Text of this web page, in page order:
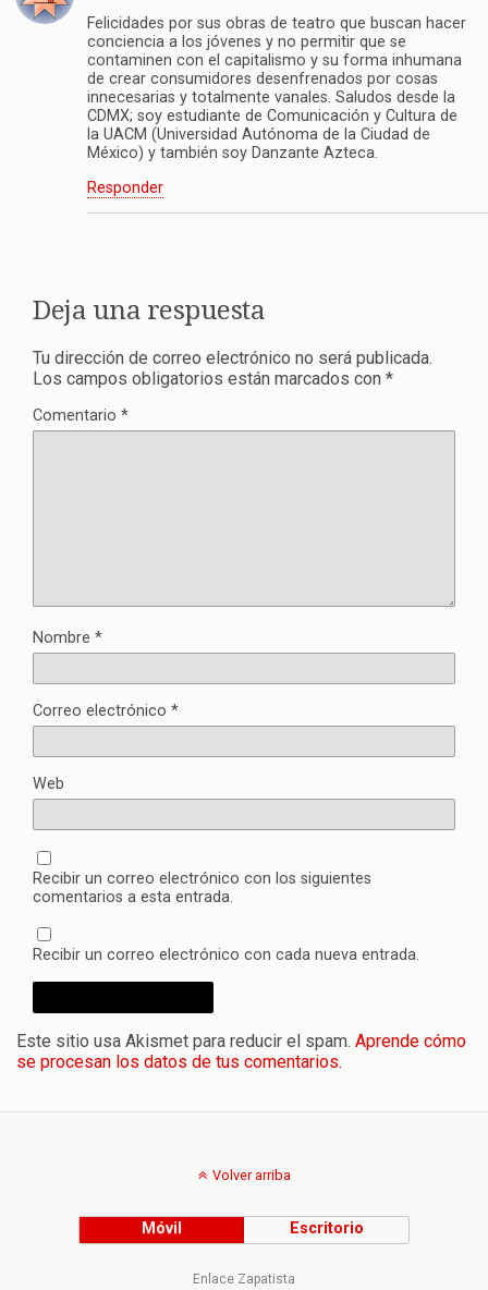
Felicidades por sus obras de teatro que buscan hacer
conciencia a los jóvenes y no permitir que se
contaminen con el capitalismo y su forma inhumana
de crear consumidores desenfrenados por cosas
innecesarias y totalmente vanales. Saludos desde la
CDMX; soy estudiante de Comunicación y Cultura de
la UACM (Universidad Autónoma de la Ciudad de
México) y también soy Danzante Azteca.
Responder
Deja una respuesta
Tu dirección de correo electrónico no será publicada.
Los campos obligatorios están marcados con *
Comentario *
Nombre *
Correo electrónico *
Web
Recibir un correo electrónico con los siguientes
comentarios a esta entrada.
Recibir un correo electrónico con cada nueva entrada.
Este sitio usa Akismet para reducir el spam. Aprende cómo
se procesan los datos de tus comentarios.
Volver arriba
Móvil Escritorio
Enlace Zapatista